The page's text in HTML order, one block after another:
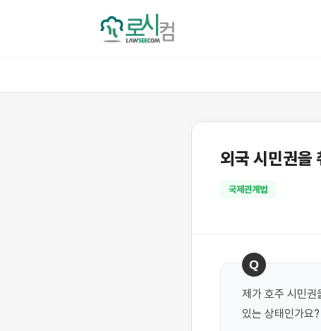
외국 시민권을
국제관계법
Q
제가 호주 시민권
있는 상태인가요?